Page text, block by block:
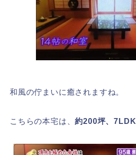
和風の佇まいに癒されますね。
こちらの本宅は、約200坪、7LDK